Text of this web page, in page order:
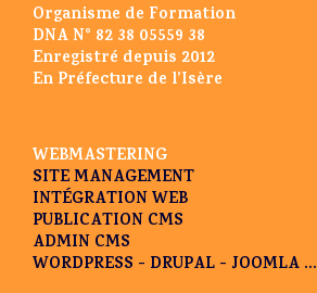
Organisme de Formation
DNA N° 82 38 05559 38
Enregistré depuis 2012
En Préfecture de l’Isère
WEBMASTERING
SITE MANAGEMENT
INTÉGRATION WEB
PUBLICATION CMS
ADMIN CMS
WORDPRESS - DRUPAL - JOOMLA ...